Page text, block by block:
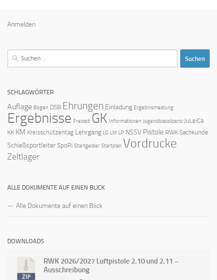
Anmelden
Suchen
SCHLAGWÖRTER
Auflage Bogen DSB Ehrungen Einladung Ergebnismeldung
Ergebnisse Freizeit GK Informationen Jugendbasislizenz JuLeiCa
KK KM Kreisschützentag Lehrgang LG LM LP NSSV Pistole RWK Sachkunde
Schießsportleiter SpoPi Startgelder Startplan Vordrucke
Zeltlager
ALLE DOKUMENTE AUF EINEN BLICK
Alle Dokumente auf einen Blick
DOWNLOADS
RWK 2026/2027 Luftpistole 2.10 und 2.11 –
Ausschreibung